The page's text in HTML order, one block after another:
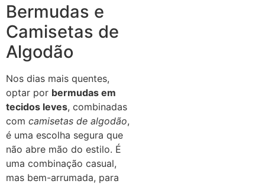
Bermudas e
Camisetas de
Algodão
Nos dias mais quentes,
optar por bermudas em
tecidos leves, combinadas
com camisetas de algodão,
é uma escolha segura que
não abre mão do estilo. É
uma combinação casual,
mas bem-arrumada, para